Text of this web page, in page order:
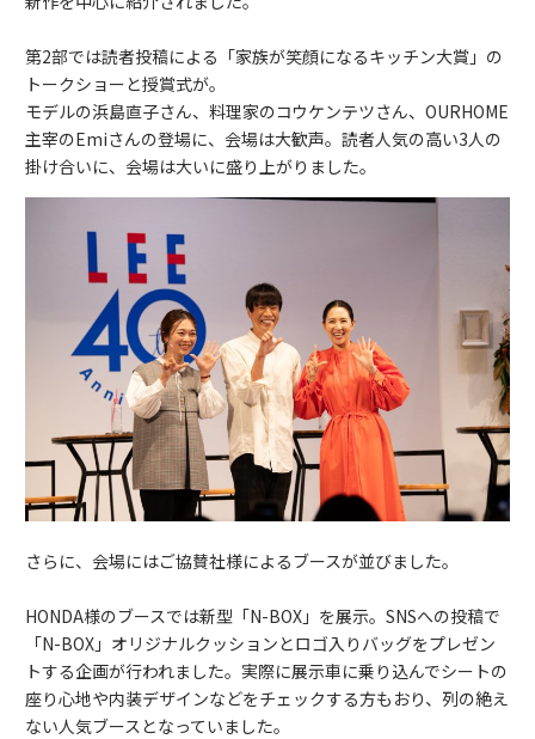
第2部では読者投稿による「家族が笑顔になるキッチン大賞」の
トークショーと授賞式が。
モデルの浜島直子さん、料理家のコウケンテツさん、OURHOME
主宰のEmiさんの登場に、会場は大歓声。読者人気の高い3人の
掛け合いに、会場は大いに盛り上がりました。
さらに、会場にはご協賛社様によるブースが並びました。
HONDA様のブースでは新型「N-BOX」を展示。SNSへの投稿で
「N-BOX」オリジナルクッションとロゴ入りバッグをプレゼン
トする企画が行われました。実際に展示車に乗り込んでシートの
座り心地や内装デザインなどをチェックする方もおり、列の絶え
ない人気ブースとなっていました。